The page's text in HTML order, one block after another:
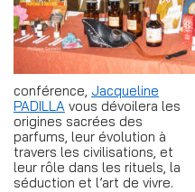
conférence, Jacqueline
PADILLA vous dévoilera les
origines sacrées des
parfums, leur évolution à
travers les civilisations, et
leur rôle dans les rituels, la
séduction et l’art de vivre.